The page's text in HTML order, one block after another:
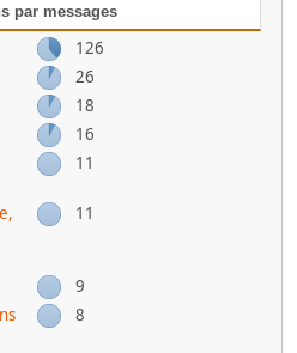
par messages
126
26
18
16
11
11
9
8